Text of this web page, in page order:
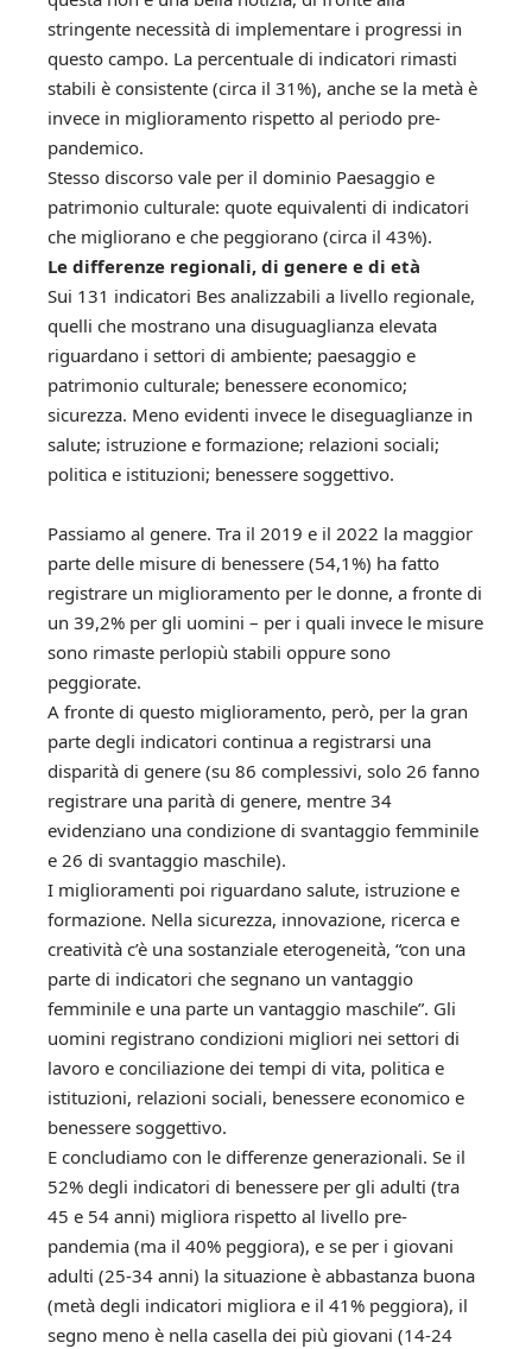
stringente necessità di implementare i progressi in
questo campo. La percentuale di indicatori rimasti
stabili è consistente (circa il 31%), anche se la metà è
invece in miglioramento rispetto al periodo pre-
pandemico.
Stesso discorso vale per il dominio Paesaggio e
patrimonio culturale: quote equivalenti di indicatori
che migliorano e che peggiorano (circa il 43%).
Le differenze regionali, di genere e di età
Sui 131 indicatori Bes analizzabili a livello regionale,
quelli che mostrano una disuguaglianza elevata
riguardano i settori di ambiente; paesaggio e
patrimonio culturale; benessere economico;
sicurezza. Meno evidenti invece le diseguaglianze in
salute; istruzione e formazione; relazioni sociali;
politica e istituzioni; benessere soggettivo.
Passiamo al genere. Tra il 2019 e il 2022 la maggior
parte delle misure di benessere (54,1%) ha fatto
registrare un miglioramento per le donne, a fronte di
un 39,2% per gli uomini – per i quali invece le misure
sono rimaste perlopiù stabili oppure sono
peggiorate.
A fronte di questo miglioramento, però, per la gran
parte degli indicatori continua a registrarsi una
disparità di genere (su 86 complessivi, solo 26 fanno
registrare una parità di genere, mentre 34
evidenziano una condizione di svantaggio femminile
e 26 di svantaggio maschile).
I miglioramenti poi riguardano salute, istruzione e
formazione. Nella sicurezza, innovazione, ricerca e
creatività c’è una sostanziale eterogeneità, “con una
parte di indicatori che segnano un vantaggio
femminile e una parte un vantaggio maschile”. Gli
uomini registrano condizioni migliori nei settori di
lavoro e conciliazione dei tempi di vita, politica e
istituzioni, relazioni sociali, benessere economico e
benessere soggettivo.
E concludiamo con le differenze generazionali. Se il
52% degli indicatori di benessere per gli adulti (tra
45 e 54 anni) migliora rispetto al livello pre-
pandemia (ma il 40% peggiora), e se per i giovani
adulti (25-34 anni) la situazione è abbastanza buona
(metà degli indicatori migliora e il 41% peggiora), il
segno meno è nella casella dei più giovani (14-24